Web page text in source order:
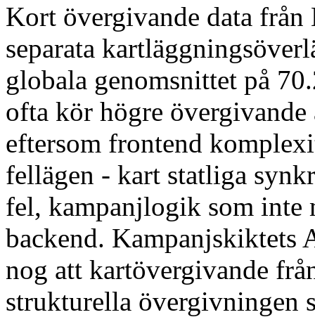
Kort övergivande data från
separata
globala genomsnittet på
ofta kör högre
eftersom frontend
fellägen - kart statliga
fel, kampanjlogik som inte
backend.
nog att kartövergivande
strukturella övergivningen